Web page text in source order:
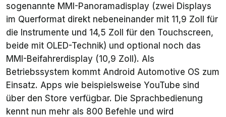
sogenannte MMI-Panoramadisplay (zwei Displays
im Querformat direkt nebeneinander mit 11,9 Zoll für
die Instrumente und 14,5 Zoll für den Touchscreen,
beide mit OLED-Technik) und optional noch das
MMI-Beifahrerdisplay (10,9 Zoll). Als
Betriebssystem kommt Android Automotive OS zum
Einsatz. Apps wie beispielsweise YouTube sind
über den Store verfügbar. Die Sprachbedienung
kennt nun mehr als 800 Befehle und wird